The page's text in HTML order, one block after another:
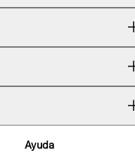
Ayuda